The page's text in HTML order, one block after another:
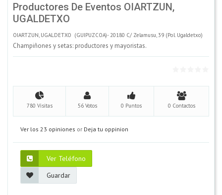
Productores De Eventos OIARTZUN,
UGALDETXO
OIARTZUN, UGALDETXO (GUIPUZCOA)- 20180 C/ Zelamusu, 39 (Pol. Ugaldetxo)
Champiñones y setas: productores y mayoristas.
780 Visitas 56 Votos 0 Puntos 0 Contactos
Ver los 23 opiniones or Deja tu oppinion
Ver Teléfono
Guardar